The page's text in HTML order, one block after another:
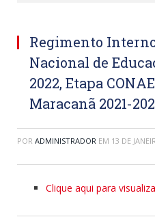
Regimento
Nacional de
2022, Etapa
Maracanã 2021-
POR ADMINISTRADOR EM 13 DE
Clique aqui para